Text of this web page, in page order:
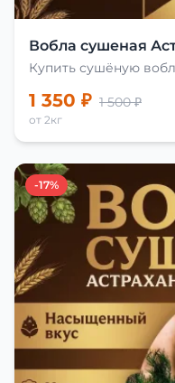
Вобла сушеная
Купить сушёную
1 350 ₽ 1 500 ₽
от 2кг
-17%